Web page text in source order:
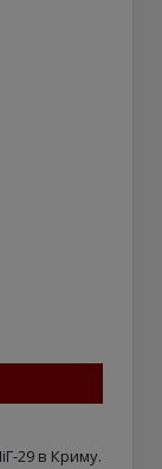
29 в Криму.